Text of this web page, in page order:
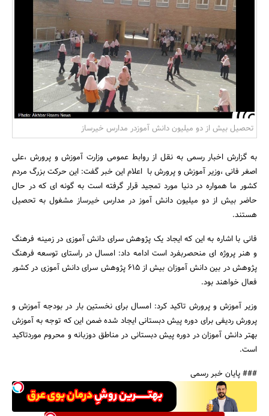
بانک، بیمه و سرمایه
مسکن و ساختمان
تحصیل بیش از دو میلیون دانش آموزدر مدارس خیرساز
به گزارش اخبار رسمی به نقل از روابط عمومی وزارت آموزش و پرورش ،علی
اصغر فانی ،وزیر آموزش و پرورش با اعلام این خبر گفت: این حرکت بزرگ مردم
کشور ما همواره در دنیا مورد تمجید قرار گرفته است به گونه ای که در حال
حاضر بیش از دو میلیون دانش آموز در مدارس خیرساز مشغول به تحصیل
هستند.
فانی با اشاره به این که ایجاد یک پژوهش سرای دانش آموزی در زمینه فرهنگ
و هنر پروژه ای منحصربفرد است ادامه داد: امسال در راستای توسعه فرهنگ
پژوهش در بین دانش آموزان بیش از 615 پژوهش سرای دانش آموزی در کشور
فعال خواهند بود.
وزیر آموزش و پرورش تاکید کرد: امسال برای نخستین بار در بودجه آموزش و
پرورش ردیفی برای دوره پیش دبستانی ایجاد ‌شده ضمن این که توجه به آموزش
بهتر دانش آموزان در دوره پیش دبستانی در مناطق دوزبانه و محروم موردتاکید
است.
### پایان خبر رسمی